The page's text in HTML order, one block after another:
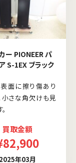
ー PIONEER パ
S-1EX ブラック
面に擦り傷あり
小さな角欠けも見
買取金額
2025年03月